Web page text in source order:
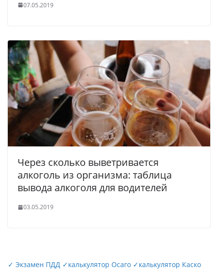
07.05.2019
Через сколько выветривается
алкоголь из организма: таблица
вывода алкоголя для водителей
03.05.2019
✓ Экзамен ПДД ✓калькулятор Осаго ✓калькулятор Каско